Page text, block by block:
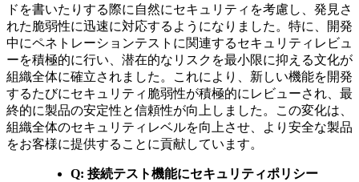
ドを書いたりする際に自然にセキュリティを考慮し、発見さ
れた脆弱性に迅速に対応するようになりました。特に、開発
中にペネトレーションテストに関連するセキュリティレビュ
ーを積極的に行い、潜在的なリスクを最小限に抑える文化が
組織全体に確立されました。これにより、新しい機能を開発
するたびにセキュリティ脆弱性が積極的にレビューされ、最
終的に製品の安定性と信頼性が向上しました。この変化は、
組織全体のセキュリティレベルを向上させ、より安全な製品
をお客様に提供することに貢献しています。
Q: 接続テスト機能にセキュリティポリシー